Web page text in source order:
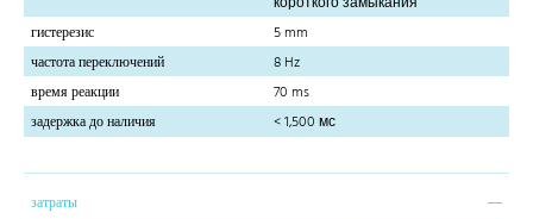
гистерезис
5 mm
частота переключений
8 Hz
время реакции
70 ms
задержка до наличия
< 1,500 мс
затраты